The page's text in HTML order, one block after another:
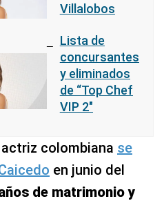
Villalobos
Lista de
concursantes
y eliminados
de “Top Chef
VIP 2″
colombiana se
en junio del
de matrimonio y